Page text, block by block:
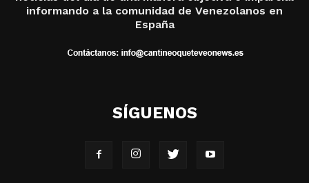
informando a la comunidad de Venezolanos en
España
SÍGUENOS